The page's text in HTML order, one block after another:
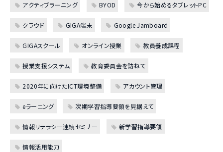
アクティブラーニング BYOD 今から始めるタブレットPC
クラウド GIGA端末 Google Jamboard
GIGAスクール オンライン授業 教員養成課程
授業支援システム 教育委員会を訪ねて
2020年に向けたICT環境整備 アカウント管理
eラーニング 次期学習指導要領を見据えて
情報リテラシー連続セミナー 新学習指導要領
情報活用能力